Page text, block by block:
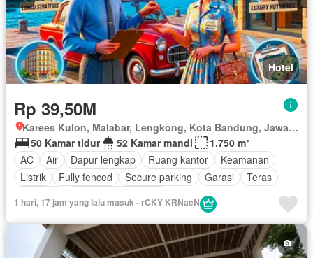
Hotel
Rp 39,50M
Karees Kulon, Malabar, Lengkong, Kota Bandung, Jawa Barat
50 Kamar tidur
52 Kamar mandi
1.750 m²
AC
Air Dapur lengkap Ruang kantor
Keamanan
Listrik
Fully fenced Secure parking Garasi
Teras
1 hari, 17 jam yang lalu masuk - rCKY KRNaeN